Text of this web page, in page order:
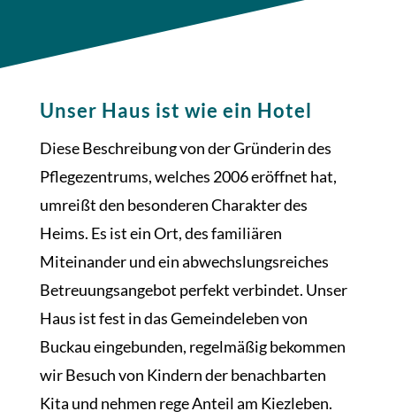
Unser Haus ist wie ein Hotel
Diese Beschreibung von der Gründerin des
Pflegezentrums, welches 2006 eröffnet hat,
umreißt den besonderen Charakter des
Heims. Es ist ein Ort, des familiären
Miteinander und ein abwechslungsreiches
Betreuungsangebot perfekt verbindet. Unser
Haus ist fest in das Gemeindeleben von
Buckau eingebunden, regelmäßig bekommen
wir Besuch von Kindern der benachbarten
Kita und nehmen rege Anteil am Kiezleben.